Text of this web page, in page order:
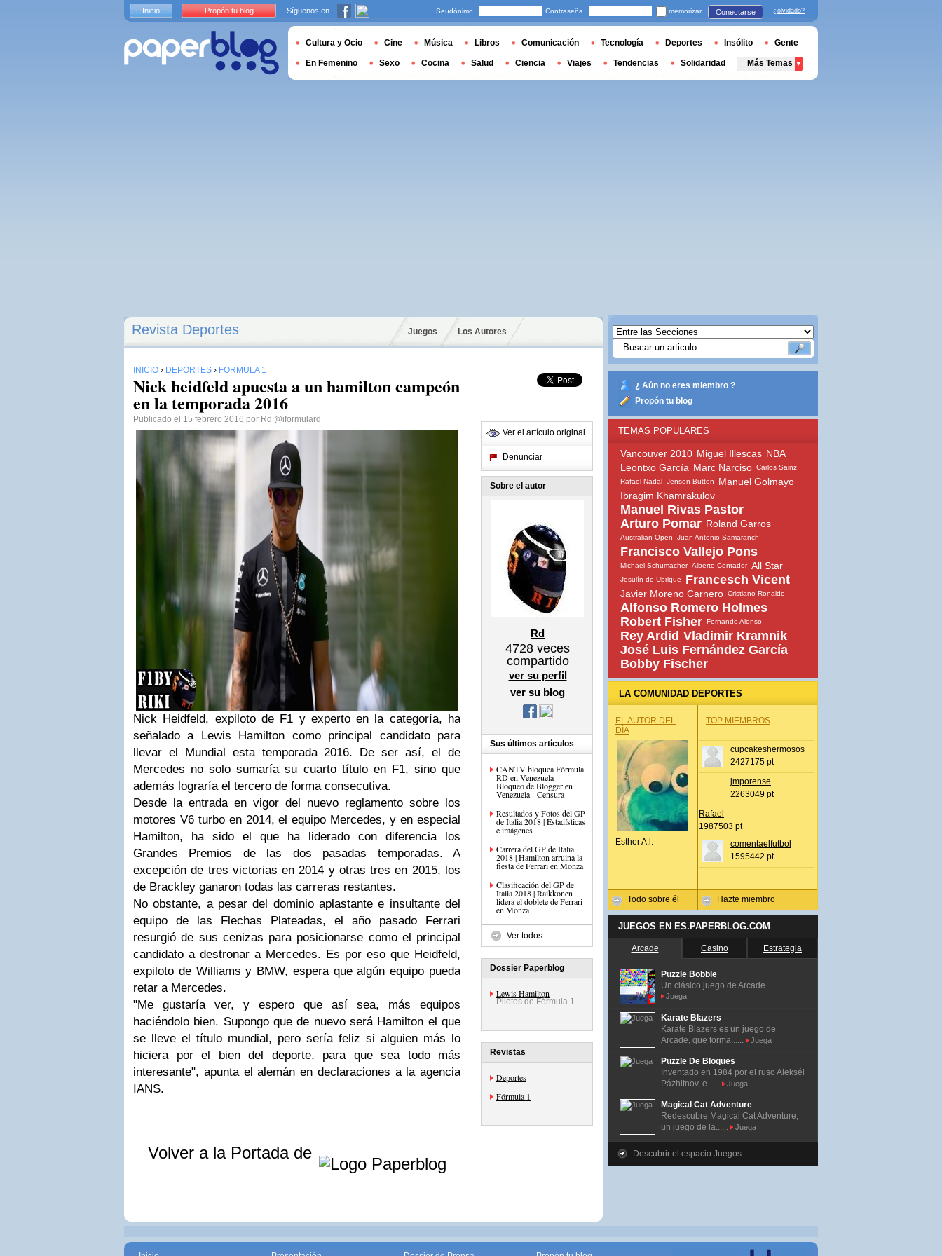
Revista Deportes Juegos Los Autores
INICIO › DEPORTES › FÓRMULA 1
Nick heidfeld apuesta a un hamilton campeón
en la temporada 2016
Publicado el 15 febrero 2016 por Rd @iformulard
Nick Heidfeld, expiloto de F1 y experto en la categoría, ha
señalado a Lewis Hamilton como principal candidato para
llevar el Mundial esta temporada 2016. De ser así, el de
Mercedes no solo sumaría su cuarto título en F1, sino que
además lograría el tercero de forma consecutiva.
Desde la entrada en vigor del nuevo reglamento sobre los
motores V6 turbo en 2014, el equipo Mercedes, y en especial
Hamilton, ha sido el que ha liderado con diferencia los
Grandes Premios de las dos pasadas temporadas. A
excepción de tres victorias en 2014 y otras tres en 2015, los
de Brackley ganaron todas las carreras restantes.
No obstante, a pesar del dominio aplastante e insultante del
equipo de las Flechas Plateadas, el año pasado Ferrari
resurgió de sus cenizas para posicionarse como el principal
candidato a destronar a Mercedes. Es por eso que Heidfeld,
expiloto de Williams y BMW, espera que algún equipo pueda
retar a Mercedes.
"Me gustaría ver, y espero que así sea, más equipos
haciéndolo bien. Supongo que de nuevo será Hamilton el que
se lleve el título mundial, pero sería feliz si alguien más lo
hiciera por el bien del deporte, para que sea todo más
interesante", apunta el alemán en declaraciones a la agencia
IANS.
Volver a la Portada de
Ver el artículo original
Denunciar
Sobre el autor
Rd
4728 veces
compartido
ver su perfil
ver su blog
Sus últimos artículos
CANTV bloquea Fórmula
RD en Venezuela -
Bloqueo de Blogger en
Venezuela - Censura
Resultados y Fotos del GP
de Italia 2018 | Estadísticas
e imágenes
Carrera del GP de Italia
2018 | Hamilton arruina la
fiesta de Ferrari en Monza
Clasificación del GP de
Italia 2018 | Raikkonen
lidera el doblete de Ferrari
en Monza
Ver todos
Dossier Paperblog
Lewis Hamilton
Pilotos de Fórmula 1
Revistas
Deportes
Fórmula 1
¿ Aún no eres miembro ?
Propón tu blog
TEMAS POPULARES
Vancouver 2010 Miguel Illescas NBA
Leontxo García Marc Narciso Carlos Sainz
Rafael Nadal Jenson Button
Manuel Golmayo
Ibragim Khamrakulov
Manuel Rivas Pastor
Arturo Pomar Roland Garros
Australian Open Juan Antonio Samaranch
Francisco Vallejo Pons
Michael Schumacher Alberto Contador All Star
Jesulín de Ubrique Francesch Vicent
Javier Moreno Carnero Cristiano Ronaldo
Alfonso Romero Holmes
Robert Fisher Fernando Alonso
Rey Ardid Vladimir Kramnik
José Luis Fernández García
Bobby Fischer
LA COMUNIDAD DEPORTES
EL AUTOR DEL
DÍA
Esther A.l.
Todo sobre él
TOP MIEMBROS
cupcakeshermosos
2427175 pt
jmporense
2263049 pt
Rafael
1987503 pt
comentaelfutbol
1595442 pt
Hazte miembro
JUEGOS EN ES.PAPERBLOG.COM
Arcade Casino Estrategia
Puzzle Bobble
Un clásico juego de Arcade. ......
Juega
Karate Blazers
Karate Blazers es un juego de
Arcade, que forma......
Juega
Puzzle De Bloques
Inventado en 1984 por el ruso Alekséi
Pázhitnov, e......
Juega
Magical Cat Adventure
Redescubre Magical Cat Adventure,
un juego de la......
Juega
Descubrir el espacio Juegos
Inicio Propón tu blog Síguenos en Seudónimo Contraseña memorizar Conectarse ¿olvidado?
Cultura y Ocio Cine Música Libros Comunicación Tecnología Deportes Insólito Gente
En Femenino Sexo Cocina Salud Ciencia Viajes Tendencias Solidaridad Más Temas